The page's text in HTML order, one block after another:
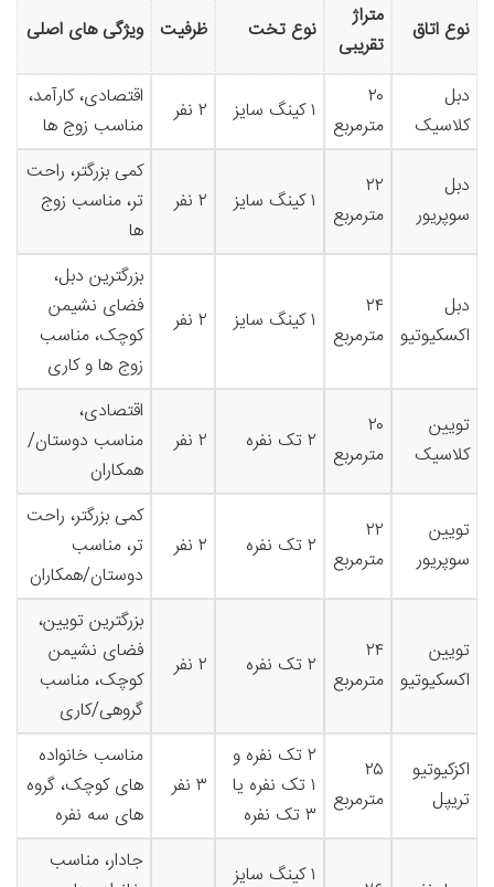
نوع اتاق
متراژ
تقریبی
نوع تخت ظرفیت ویژگی های اصلی
دبل
کلاسیک
۲۰
مترمربع
۱ کینگ سایز ۲ نفر
اقتصادی، کارآمد،
مناسب زوج ها
دبل
سوپریور
۲۲
مترمربع
۱ کینگ سایز ۲ نفر
کمی بزرگتر، راحت
تر، مناسب زوج
ها
دبل
اکسکیوتیو
۲۴
مترمربع
۱ کینگ سایز ۲ نفر
بزرگترین دبل،
فضای نشیمن
کوچک، مناسب
زوج ها و کاری
تویین
کلاسیک
۲۰
مترمربع
۲ تک نفره ۲ نفر
اقتصادی،
مناسب دوستان/
همکاران
تویین
سوپریور
۲۲
مترمربع
۲ تک نفره ۲ نفر
کمی بزرگتر، راحت
تر، مناسب
دوستان/همکاران
تویین
اکسکیوتیو
۲۴
مترمربع
۲ تک نفره ۲ نفر
بزرگترین تویین،
فضای نشیمن
کوچک، مناسب
گروهی/کاری
اکزکیوتیو
تریپل
۲۵
مترمربع
۲ تک نفره و
۱ تک نفره یا
۳ تک نفره
۳ نفر
مناسب خانواده
های کوچک، گروه
های سه نفره
۱ کینگ سایز
جادار، مناسب